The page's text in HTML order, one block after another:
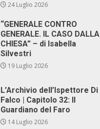
24 Luglio 2026
“GENERALE CONTRO
GENERALE. IL CASO DALLA
CHIESA” – di Isabella
Silvestri
19 Luglio 2026
L’Archivio dell’Ispettore Di
Falco | Capitolo 32: Il
Guardiano del Faro
14 Luglio 2026